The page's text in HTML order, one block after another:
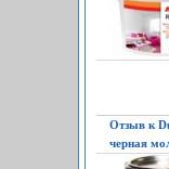
Отзыв к
черная